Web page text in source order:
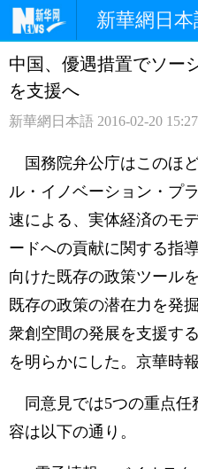
新華網日本
ホームページ
観光 評
中日対訳
中国、優遇措置でソー
を支援へ
新華網日本語 2016-02-20
国務院弁公庁はこのほ
ル・イノベーション・プ
速による、実体経済のモ
ードへの貢献に関する指
向けた既存の政策ツール
既存の政策の潜在力を発
衆創空間の発展を支援す
を明らかにした。京華時
同意見では5つの重点
容は以下の通り。